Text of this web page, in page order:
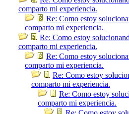
comparto mi experiencia.
Re: Como estoy
comparto mi experiencia.
Re: Como estoy
comparto mi experiencia.
Re: Como estoy
comparto mi experiencia.
Re: Como estoy
comparto mi experiencia.
Re: Como estoy
comparto mi experiencia.